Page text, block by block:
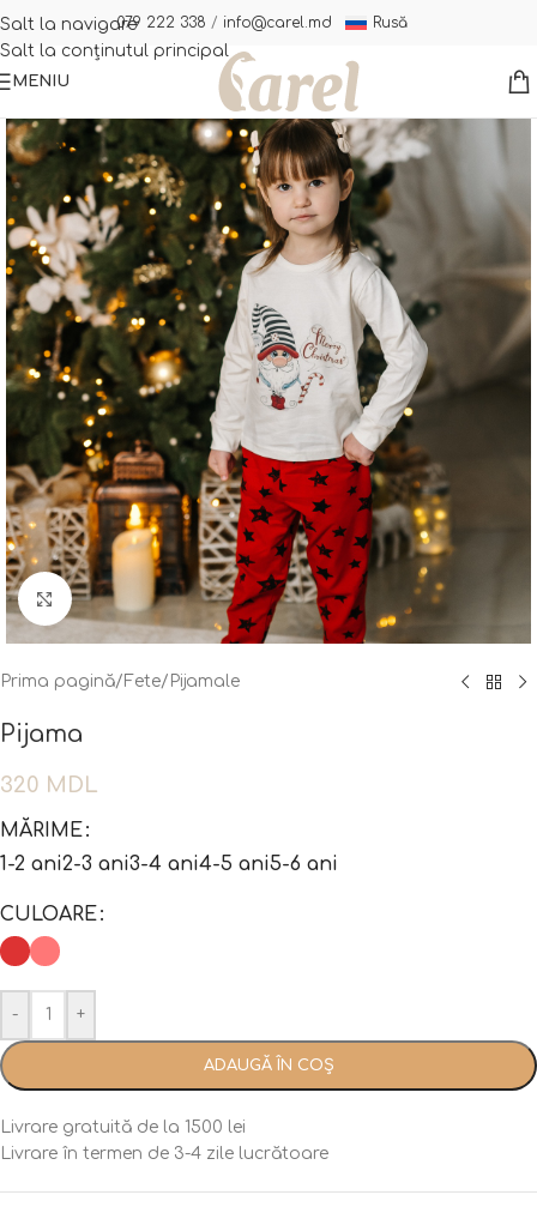
Salt la navigare
Salt la conținutul principal
079 222 338 / info@carel.md Rusă
MENIU
Fă clic pentru a mări
Prima pagină/Fete/ Pijamale
Pijama
320 MDL
MĂRIME
1-2 ani2-3 ani3-4 ani4-5 ani5-6 ani
CULOARE
- +
ADAUGĂ ÎN COȘ
Livrare gratuită de la 1500 lei
Livrare în termen de 3-4 zile lucrătoare